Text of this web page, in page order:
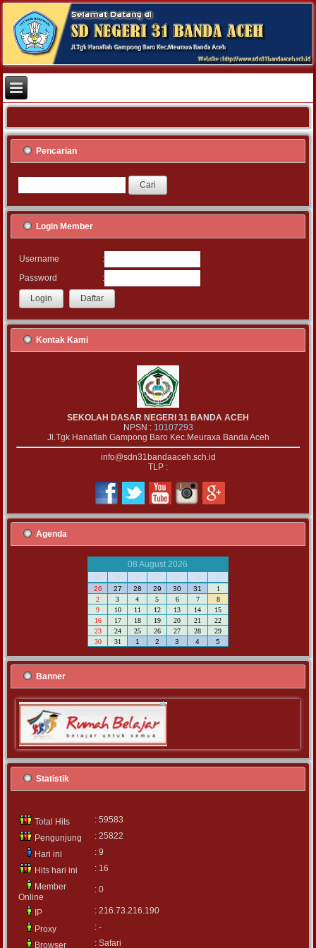
Pencarian
Login Member
Username
:
Password
:
Kontak Kami
SEKOLAH DASAR NEGERI 31 BANDA ACEH
NPSN : 10107293
Jl.Tgk Hanafiah Gampong Baro Kec.Meuraxa Banda Aceh
info@sdn31bandaaceh.sch.id
TLP :
Agenda
08 August 2026
M
S S R K J S
26 27 28 29 30 31
1
2
3 4 5 6 7
8
9
10 11 12 13 14
15
16
17 18 19 20 21
22
23
24 25 26 27 28
29
30
31 1 2 3 4 5
Banner
Statistik
Total Hits
: 59583
Pengunjung
: 25822
Hari ini
: 9
Hits hari ini
: 16
Member
Online
: 0
IP
: 216.73.216.190
Proxy
: -
Browser
: Safari